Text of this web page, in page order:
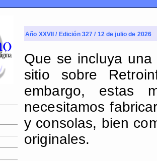
Año XXVII / Edición 327 / 12 de julio de 2026
Que se incluya
sitio sobre
embargo, estas
necesitamos
y consolas, bien
originales.